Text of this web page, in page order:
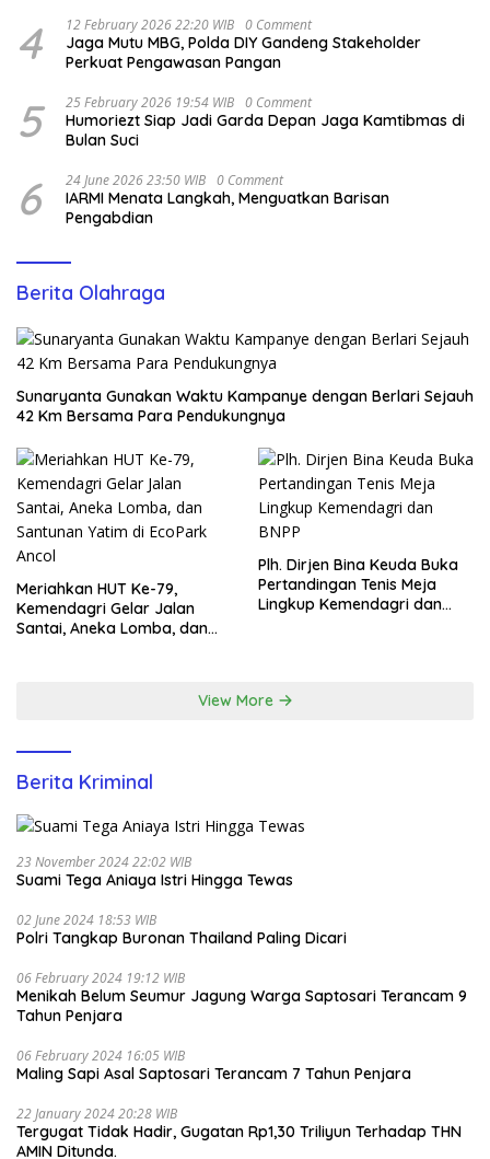
4 12 February 2026 22:20 WIB 0 Comment
Jaga Mutu MBG, Polda DIY Gandeng Stakeholder
Perkuat Pengawasan Pangan
5 25 February 2026 19:54 WIB 0 Comment
Humoriezt Siap Jadi Garda Depan Jaga Kamtibmas di
Bulan Suci
6 24 June 2026 23:50 WIB 0 Comment
IARMI Menata Langkah, Menguatkan Barisan
Pengabdian
Berita Olahraga
Sunaryanta Gunakan Waktu Kampanye dengan Berlari Sejauh
42 Km Bersama Para Pendukungnya
Meriahkan HUT Ke-79,
Kemendagri Gelar Jalan
Santai, Aneka Lomba, dan
Plh. Dirjen Bina Keuda Buka
Pertandingan Tenis Meja
Lingkup Kemendagri dan
View More
Berita Kriminal
23 November 2024 22:02 WIB
Suami Tega Aniaya Istri Hingga Tewas
02 June 2024 18:53 WIB
Polri Tangkap Buronan Thailand Paling Dicari
06 February 2024 19:12 WIB
Menikah Belum Seumur Jagung Warga Saptosari Terancam 9
Tahun Penjara
06 February 2024 16:05 WIB
Maling Sapi Asal Saptosari Terancam 7 Tahun Penjara
22 January 2024 20:28 WIB
Tergugat Tidak Hadir, Gugatan Rp1,30 Triliyun Terhadap THN
AMIN Ditunda.